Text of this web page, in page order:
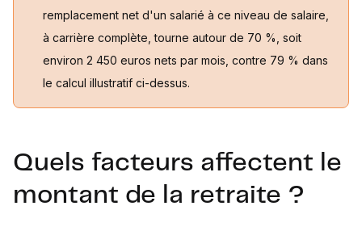
remplacement net d'un salarié à ce niveau de salaire,
à carrière complète, tourne autour de 70 %, soit
environ 2 450 euros nets par mois, contre 79 % dans
le calcul illustratif ci-dessus.
Quels facteurs affectent le
montant de la retraite ?